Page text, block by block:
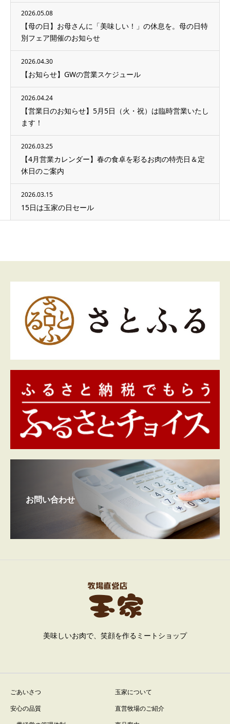
2026.05.08
【母の日】お母さんに「美味しい！」の休息を。母の日特
別フェア開催のお知らせ
2026.04.30
【お知らせ】GWの営業スケジュール
2026.04.24
【営業日のお知らせ】5月5日（火・祝）は臨時営業いたし
ます！
2026.03.25
【4月営業カレンダー】春の食卓を彩るお肉の特売日＆定
休日のご案内
2026.03.15
15日は玉家の日セール
お問い合わせ
美味しいお肉で、笑顔を作るミートショップ
ごあいさつ
玉家について
安心の品質
直営牧場のご紹介